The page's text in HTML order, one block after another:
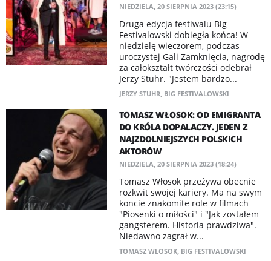
NIEDZIELA, 20 SIERPNIA 2023 (23:15)
Druga edycja festiwalu Big
Festivalowski dobiegła końca! W
niedzielę wieczorem, podczas
uroczystej Gali Zamknięcia, nagrodę
za całokształt twórczości odebrał
Jerzy Stuhr. "Jestem bardzo...
JERZY STUHR, BIG FESTIVALOWSKI
TOMASZ WŁOSOK: OD EMIGRANTA
DO KRÓLA DOPALACZY. JEDEN Z
NAJZDOLNIEJSZYCH POLSKICH
AKTORÓW
NIEDZIELA, 20 SIERPNIA 2023 (18:24)
Tomasz Włosok przeżywa obecnie
rozkwit swojej kariery. Ma na swym
koncie znakomite role w filmach
"Piosenki o miłości" i "Jak zostałem
gangsterem. Historia prawdziwa".
Niedawno zagrał w...
TOMASZ WŁOSOK, BIG FESTIVALOWSKI